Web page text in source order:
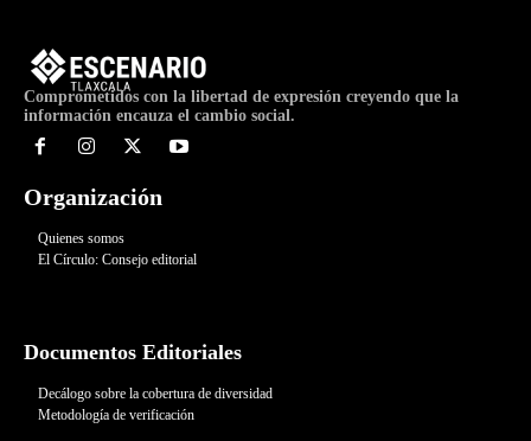
Comprometidos con la libertad de expresión creyendo que la
información encauza el cambio social.
Organización
Quienes somos
El Círculo: Consejo editorial
Documentos Editoriales
Decálogo sobre la cobertura de diversidad
Metodología de verificación